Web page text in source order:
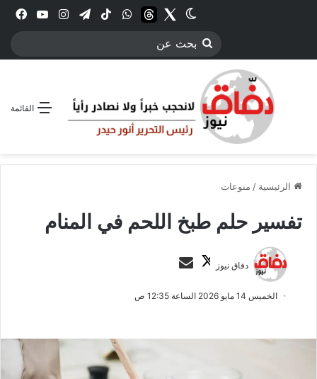
انستقرامتيلقرام‫TikTokواتسابthreadsTwitter
الوضع المظلم
بحث
القائمة
الرئيسية / منوعات
تفسير حلم طبخ اللحم في المنام
دفاق نيوز
ت
ب
ل
س
ر
الخميس 14 مايو 2026 الساعة 12:35 ص